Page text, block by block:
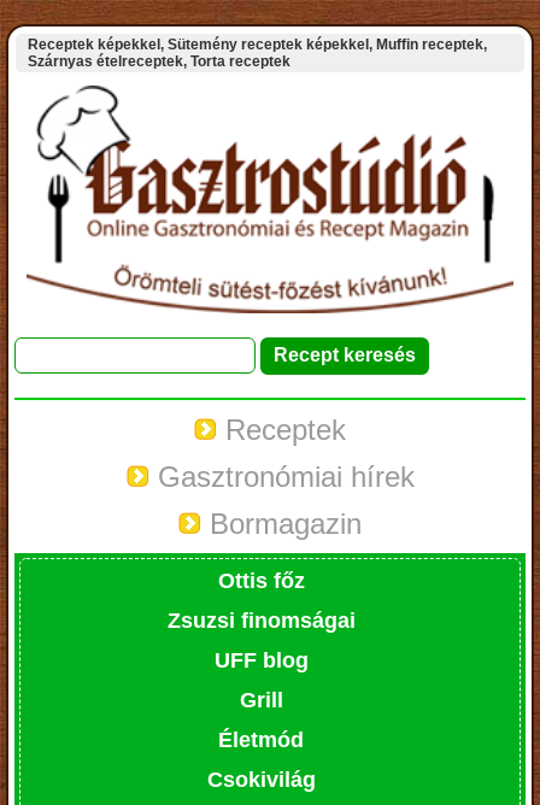
Receptek képekkel, Sütemény receptek képekkel, Muffin receptek,
Szárnyas ételreceptek, Torta receptek
Receptek
Gasztronómiai hírek
Bormagazin
Ottis főz
Zsuzsi finomságai
UFF blog
Grill
Életmód
Csokivilág